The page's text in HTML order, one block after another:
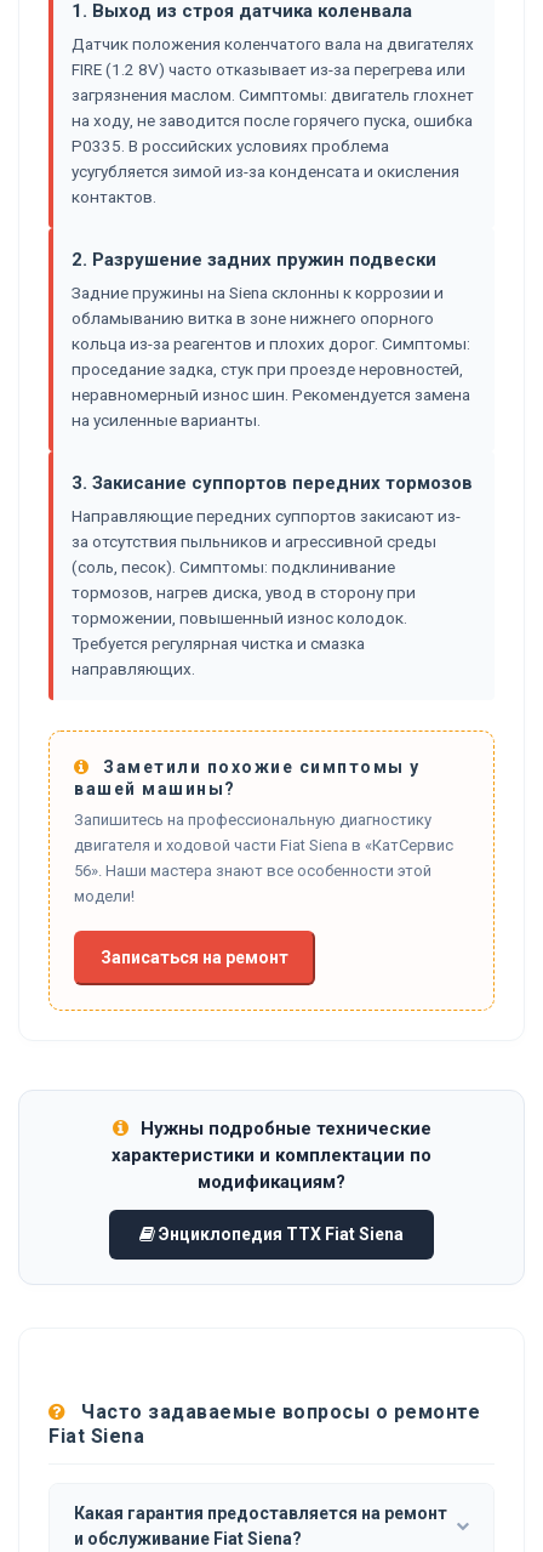
1. Выход из строя датчика коленвала
Датчик положения коленчатого вала на двигателях
FIRE (1.2 8V) часто отказывает из-за перегрева или
загрязнения маслом. Симптомы: двигатель глохнет
на ходу, не заводится после горячего пуска, ошибка
P0335. В российских условиях проблема
усугубляется зимой из-за конденсата и окисления
контактов.
2. Разрушение задних пружин подвески
Задние пружины на Siena склонны к коррозии и
обламыванию витка в зоне нижнего опорного
кольца из-за реагентов и плохих дорог. Симптомы:
проседание задка, стук при проезде неровностей,
неравномерный износ шин. Рекомендуется замена
на усиленные варианты.
3. Закисание суппортов передних тормозов
Направляющие передних суппортов закисают из-
за отсутствия пыльников и агрессивной среды
(соль, песок). Симптомы: подклинивание
тормозов, нагрев диска, увод в сторону при
торможении, повышенный износ колодок.
Требуется регулярная чистка и смазка
направляющих.
Заметили похожие симптомы у
вашей машины?
Запишитесь на профессиональную диагностику
двигателя и ходовой части Fiat Siena в «КатСервис
56». Наши мастера знают все особенности этой
модели!
Записаться на ремонт
Нужны подробные технические
характеристики и комплектации по
модификациям?
Энциклопедия ТТХ Fiat Siena
Часто задаваемые вопросы о ремонте
Fiat Siena
Какая гарантия предоставляется на ремонт
и обслуживание Fiat Siena?